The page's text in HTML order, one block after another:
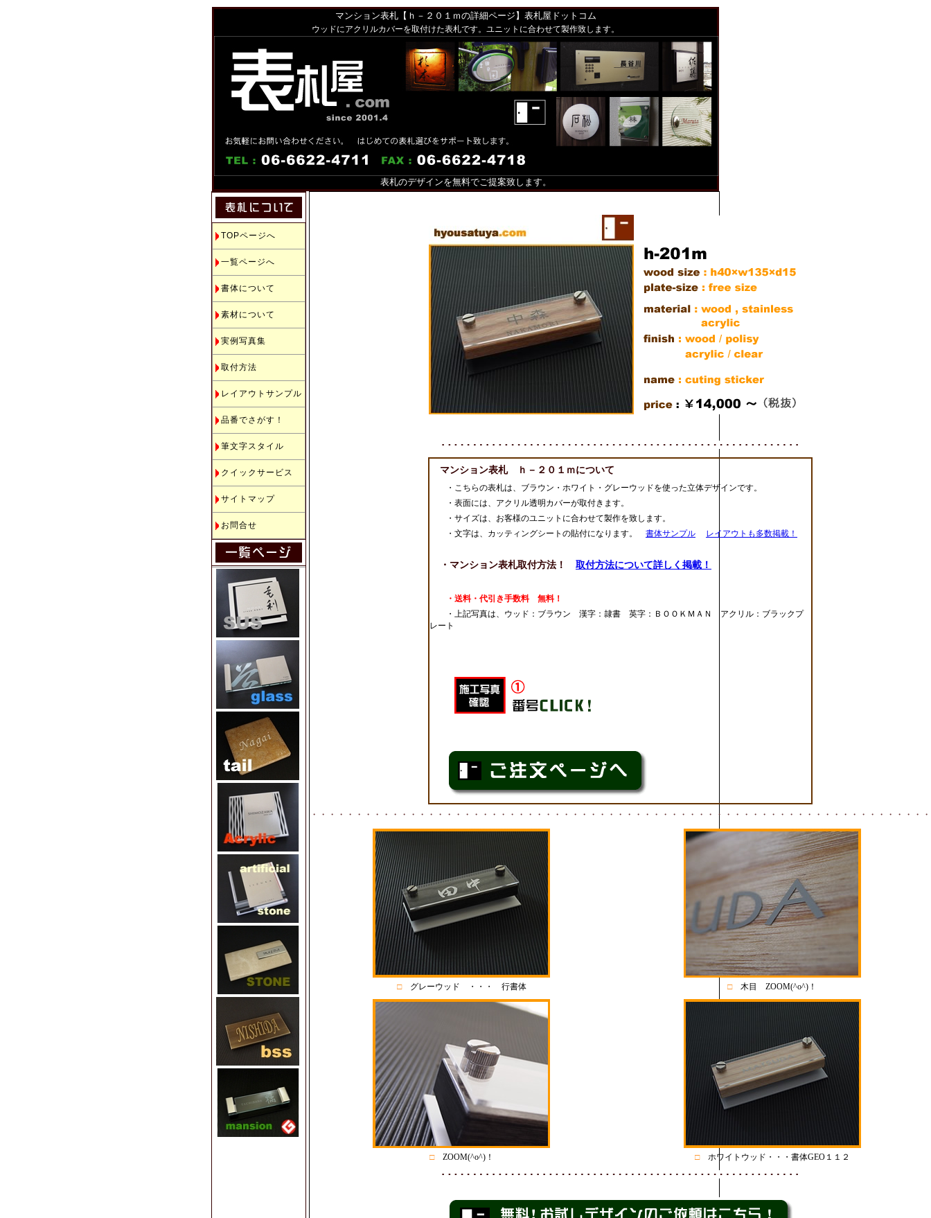
マンション表札【ｈ－２０１ｍの詳細ページ】表札屋ドットコム
ウッドにアクリルカバーを取付けた表札です。ユニットに合わせて製作致します。
表札のデザインを無料でご提案致します。
マンション表札 ｈ－２０１ｍについて
・こちらの表札は、ブラウン・ホワイト・グレーウッドを使った立体デザインです。
・表面には、アクリル透明カバーが取付きます。
・サイズは、お客様のユニットに合わせて製作を致します。
・文字は、カッティングシートの貼付になります。 書体サンプル レイアウトも多数掲載！
・マンション表札取付方法！ 取付方法について詳しく掲載！
・送料・代引き手数料 無料！
・上記写真は、ウッド：ブラウン 漢字：隷書 英字：ＢＯＯＫＭＡＮ アクリル：ブラックプ
レート
・・・・・・・・・・・・・・・・・・・・・・・・・・・・・・・・・・・・・・・・・・・・・・・・・・・・・・・・・・・・・・・・・・・・・
□ グレーウッド ・・・ 行書体 □ 木目 ZOOM(^o^)！
□ ZOOM(^o^)！ □ ホワイトウッド・・・書体GEO１１２
TOPページへ
一覧ページへ
書体について
素材について
実例写真集
取付方法
レイアウトサンプル
品番でさがす！
筆文字スタイル
クイックサービス
サイトマップ
お問合せ